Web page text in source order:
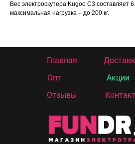
Вес электроскутера Kugoo C3 составляет
максимальная нагрузка – до 200 кг.
Главная
Опт
Отзывы
Акции